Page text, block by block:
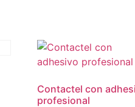
Contactel con
profesional